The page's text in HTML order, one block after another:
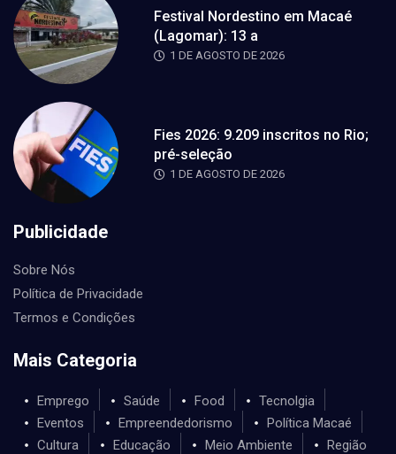
Festival Nordestino em Macaé
(Lagomar): 13 a
1 DE AGOSTO DE 2026
Fies 2026: 9.209 inscritos no Rio;
pré-seleção
1 DE AGOSTO DE 2026
Publicidade
Sobre Nós
Política de Privacidade
Termos e Condições
Mais Categoria
Emprego Saúde Food
Tecnolgia
Eventos
Empreendedorismo
Política Macaé
Cultura
Educação Meio Ambiente Região